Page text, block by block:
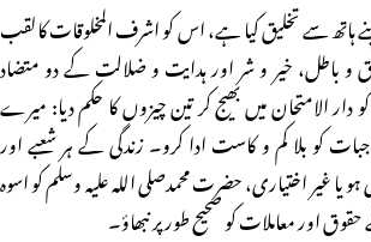
ہاتھ سے تخلیق کیا ہے، اس کو اشرف المخلوقات کالقب
باطل، خیر و شر اور ہدایت و ضلالت کے دو متضاد
الامتحان میں بھیج کر تین چیزوں کا حکم دیا: میرے
کو بلا کم و کاست ادا کرو۔ زندگی کے ہر شعبے اور
ہو یا غیر اختیاری، حضرت محمدصلی اللہ علیہ وسلم کو اسوہ
اور معاملات کو صحیح طور پر نبھاؤ۔